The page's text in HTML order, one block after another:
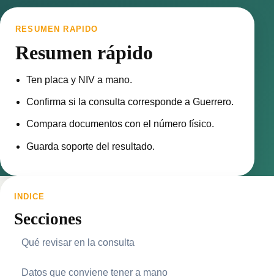
RESUMEN RAPIDO
Resumen rápido
Ten placa y NIV a mano.
Confirma si la consulta corresponde a Guerrero.
Compara documentos con el número físico.
Guarda soporte del resultado.
INDICE
Secciones
Qué revisar en la consulta
Datos que conviene tener a mano